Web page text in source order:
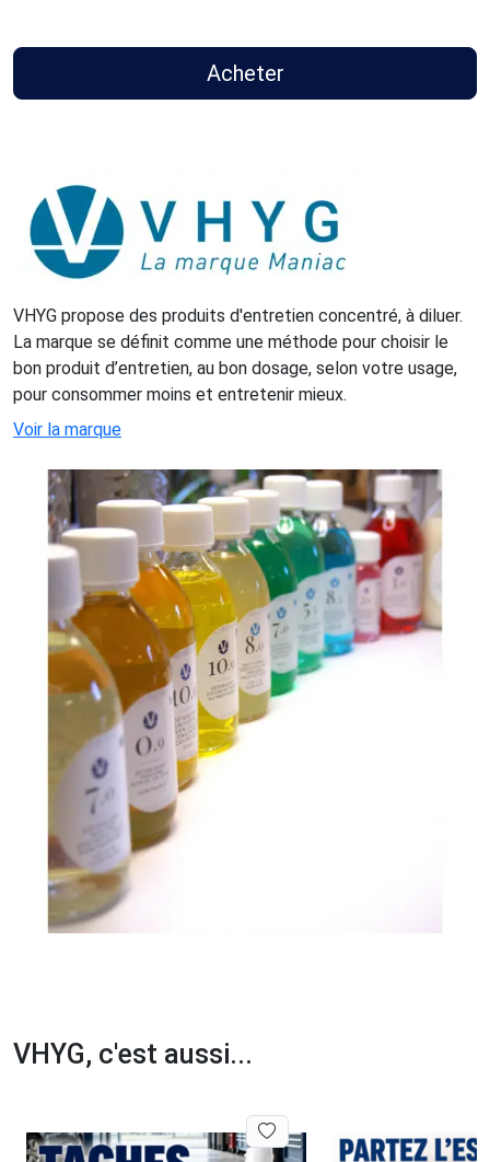
Acheter
VHYG propose des produits d'entretien concentré, à diluer.
La marque se définit comme une méthode pour choisir le
bon produit d’entretien, au bon dosage, selon votre usage,
pour consommer moins et entretenir mieux.
Voir la marque
VHYG, c'est aussi...